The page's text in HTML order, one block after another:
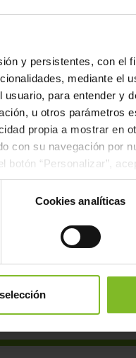
y persistentes, con el
mediante el
para entender y
u otros parámetros
propia a mostrar en
con su navegación por
“Personalizar”,
correcto
Cookies analíticas
contacter notre